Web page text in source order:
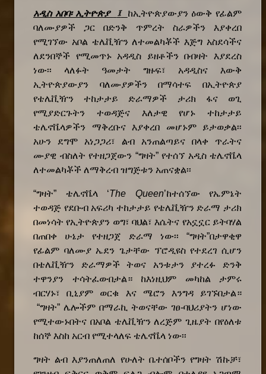
አዲስ አበባ፡ ኢትዮጵያ ፤
ከኢትዮጵያውያን ዕውቅ የፊልም
ባለሙያዎች ጋር በድንቅ ጥምረት ስራዎችን እያቀረበ
የሚገኘው አቦል ቴሌቪዥን ለተመልካቾች እጅግ አስደሳችና
ለደንበኞች የሚመጥኑ አዳዲስ ይዘቶችንበብዛት
እያደረስ
ነው፡፡
ላለፉት ዓመታት ግዙፍ፣ አዳዲስና
እውቅ
ኢትዮጵያውያን ባለሙያዎችን በማሳተፍ
በኢትዮጵያ
የቴሌቪዥን ተከታታይ ድራማዎች ታሪክ ፋና ወጊ
የሚያድርጉትን ተወዳጅና እለታዊ የሆኑ ተከታታይ
ቴሌኖቬላዎችን ማቅረቡና እያቀረበ መሆኑም
ይታወቃል፡፡
አሁን ደግሞ አነጋጋሪ፣ ልብ አንጠልጣይና በላቀ ጥራትና
ሙያዊ ብስለት የተዘጋጀውን “ግዛት” የተሰኘ አዲስ ቴሌኖቬላ
ለተመልካቾች ለማቅረብ ዝግጅቱን አጠናቋል፡፡
“ግዛት” ቴሌኖቬላ ‘The Queen’ከተሰኘው የኤምኔት
ተወዳጅ የደቡብ አፍሪካ ተከታታይ የቴሌቪዥን ድራማ ታሪክ
በመነሳት የኢትዮጵያን ወግ፣ ባህል፣ እሴትና የአኗኗር ይትባሃል
በጠበቀ ሁኔታ የተዘጋጀ ድራማ ነው፡፡ “ግዛት”በታዋቂዋ
የፊልም ባለሙያ ኤደን ጌታቸው ፕሮዲዩስ የተደረገ ሲሆን
በቴሌቪዥን ድራማዎች ትወና አንቱታን ያተረፉ ድንቅ
ተዋንያን ተሳትፈውበታል። ከእነዚህም መካከል
ታምሩ
ብርሃኑ፣ ቢኒያም ወርቁ እና ሜሮን እንግዳ ይገኙበታል።
“ግዛት” ሌሎችም በማራኪ ትወናቸው ገፀ-ባህሪያትን ሆነው
የሚተውኑበትና በአቦል ቴሌቪዥን ለረጅም ጊዜያት በየዕለቱ
ከሰኞ እስከ አርብ የሚተላለፍ ቴሌኖቬላ ነው፡፡
ግዛት ልብ እያንጠለጠለ የሁለት ቤተሰቦችን የግዛት ሽኩቻ፣